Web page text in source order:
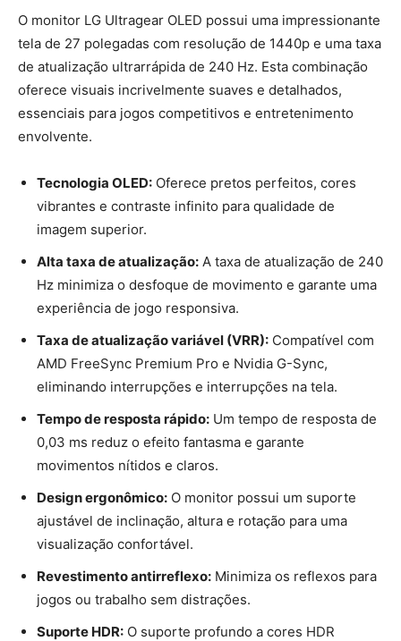
O monitor LG Ultragear OLED possui uma impressionante
tela de 27 polegadas com resolução de 1440p e uma taxa
de atualização ultrarrápida de 240 Hz. Esta combinação
oferece visuais incrivelmente suaves e detalhados,
essenciais para jogos competitivos e entretenimento
envolvente.
Tecnologia OLED: Oferece pretos perfeitos, cores
vibrantes e contraste infinito para qualidade de
imagem superior.
Alta taxa de atualização: A taxa de atualização de 240
Hz minimiza o desfoque de movimento e garante uma
experiência de jogo responsiva.
Taxa de atualização variável (VRR): Compatível com
AMD FreeSync Premium Pro e Nvidia G-Sync,
eliminando interrupções e interrupções na tela.
Tempo de resposta rápido: Um tempo de resposta de
0,03 ms reduz o efeito fantasma e garante
movimentos nítidos e claros.
Design ergonômico: O monitor possui um suporte
ajustável de inclinação, altura e rotação para uma
visualização confortável.
Revestimento antirreflexo: Minimiza os reflexos para
jogos ou trabalho sem distrações.
Suporte HDR: O suporte profundo a cores HDR